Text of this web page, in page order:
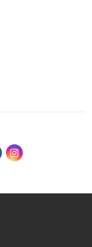
FacebookInstagram